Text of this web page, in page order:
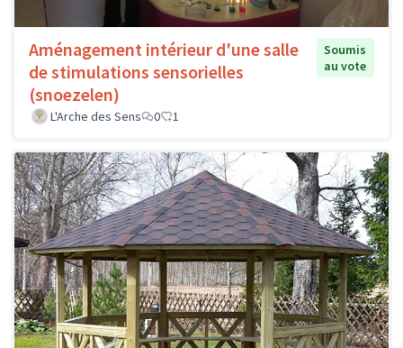
Aménagement intérieur d'une salle
de stimulations sensorielles
(snoezelen)
Soumis
au vote
L'Arche des Sens 0 1